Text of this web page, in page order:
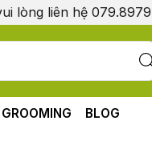
lòng liên hệ
BLOG